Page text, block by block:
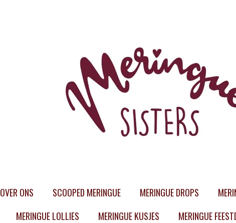
OVER ONS SCOOPED MERINGUE MERINGUE DROPS
MERINGUE LOLLIES MERINGUE KUSJES MERINGUE